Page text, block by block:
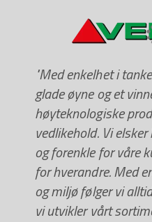
"Med enkelhet i
glade øyne og et
høyteknologiske
vedlikehold. Vi
og forenkle for våre
for hverandre. Med
og miljø følger vi
vi utvikler vårt